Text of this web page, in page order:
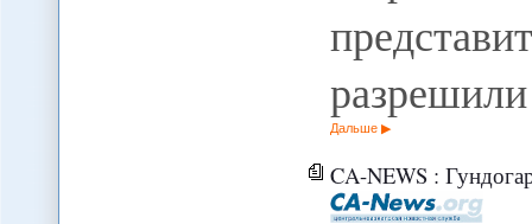
Дальше
CA-NEWS : Гундогар: